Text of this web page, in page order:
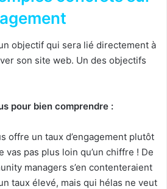
objectif qui sera lié directement à
son site web. Un des objectifs
pour bien comprendre :
offre un taux d’engagement plutôt
vas pas plus loin qu’un chiffre ! De
managers s’en contenteraient
taux élevé, mais qui hélas ne veut